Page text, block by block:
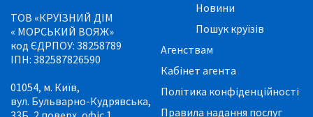
ТОВ «КРУЇЗНИЙ ДІМ
« МОРСЬКИЙ ВОЯЖ»
код ЄДРПОУ: 38258789
ІПН: 382587826590
01054, м. Київ,
вул. Бульварно-Кудрявська,
Новини
Пошук круїзів
Агенствам
Кабінет агента
Політика конфіденційності
Правила надання послуг